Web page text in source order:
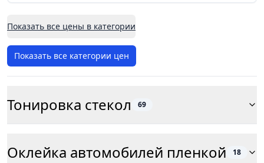
Показать все цены в категории
Показать все категории цен
Тонировка стекол 69
Оклейка автомобилей пленкой 18